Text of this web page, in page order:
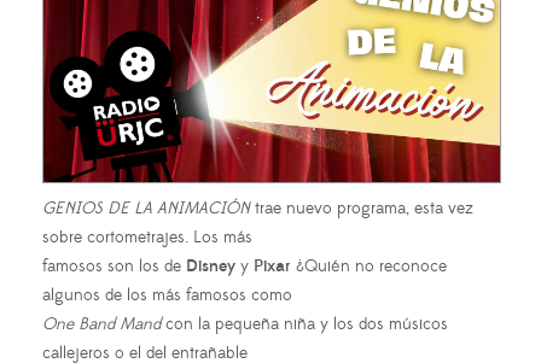
GENIOS DE LA ANIMACIÓNtrae nuevo programa, esta vez
sobre cortometrajes. Los más
famosos son los de Disney y Pixar ¿Quién no reconoce
algunos de los más famosos como
One Band Mandcon la pequeña niña y los dos músicos
callejeros o el del entrañable